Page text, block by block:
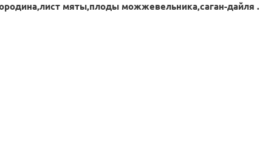
мяты,плоды можжевельника,саган-дайля .